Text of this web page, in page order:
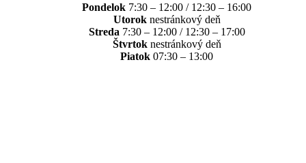
Pondelok 7:30 – 12:00 / 12:30 – 16:00
Utoroknestránkový deň
Streda 7:30 – 12:00 / 12:30 – 17:00
Štvrtoknestránkový deň
Piatok 07:30 – 13:00